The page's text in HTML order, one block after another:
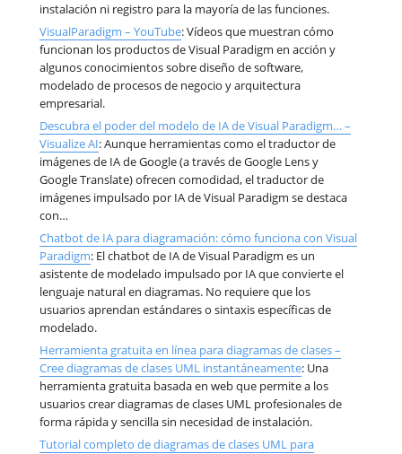
instalación ni registro para la mayoría de las funciones.
VisualParadigm – YouTube: Vídeos que muestran cómo
funcionan los productos de Visual Paradigm en acción y
algunos conocimientos sobre diseño de software,
modelado de procesos de negocio y arquitectura
empresarial.
Descubra el poder del modelo de IA de Visual Paradigm… –
Visualize AI: Aunque herramientas como el traductor de
imágenes de IA de Google (a través de Google Lens y
Google Translate) ofrecen comodidad, el traductor de
imágenes impulsado por IA de Visual Paradigm se destaca
con…
Chatbot de IA para diagramación: cómo funciona con Visual
Paradigm: El chatbot de IA de Visual Paradigm es un
asistente de modelado impulsado por IA que convierte el
lenguaje natural en diagramas. No requiere que los
usuarios aprendan estándares o sintaxis específicas de
modelado.
Herramienta gratuita en línea para diagramas de clases –
Cree diagramas de clases UML instantáneamente: Una
herramienta gratuita basada en web que permite a los
usuarios crear diagramas de clases UML profesionales de
forma rápida y sencilla sin necesidad de instalación.
Tutorial completo de diagramas de clases UML para